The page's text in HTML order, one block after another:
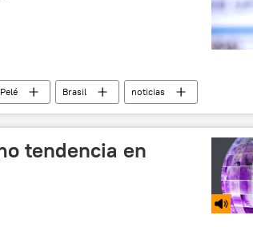
Pelé Brasil noticias
tendencia en